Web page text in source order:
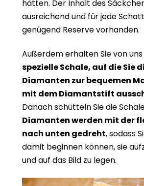
hätten. Der Inhalt des
ausreichend und für jede
genügend Reserve vorhanden.
Außerdem erhalten Sie von
spezielle Schale, auf die Sie
Diamanten zur bequemen
mit dem Diamantstift
Danach schütteln Sie die
Diamanten werden mit der
nach unten gedreht, sodass
damit beginnen können, sie
und auf das Bild zu legen.